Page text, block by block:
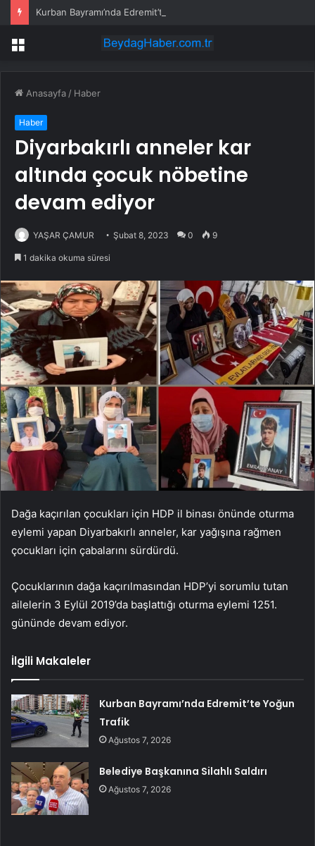
Kurban Bayramı’nda Edremit’te Yoğun Trafik
Menü
Anasayfa / Haber
Haber
Diyarbakırlı anneler kar
altında çocuk nöbetine
devam ediyor
YAŞAR ÇAMUR Şubat 8, 2023 0 9
1 dakika okuma süresi
Dağa kaçırılan çocukları için HDP il binası önünde oturma
eylemi yapan Diyarbakırlı anneler, kar yağışına rağmen
çocukları için çabalarını sürdürdü.
Çocuklarının dağa kaçırılmasından HDP’yi sorumlu tutan
ailelerin 3 Eylül 2019’da başlattığı oturma eylemi 1251.
gününde devam ediyor.
İlgili Makaleler
Kurban Bayramı’nda Edremit’te Yoğun
Trafik
Ağustos 7, 2026
Belediye Başkanına Silahlı Saldırı
Ağustos 7, 2026